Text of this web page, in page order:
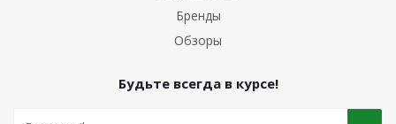
Бренды
Обзоры
Будьте всегда в курсе!